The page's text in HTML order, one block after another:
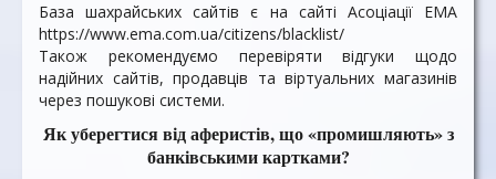
База шахрайських сайтів є на сайті Асоціації ЕМА
https://www.ema.com.ua/citizens/blacklist/
Також рекомендуємо переві­ряти відгуки щодо
надійних сайтів, продавців та віртуаль­них магазинів
через пошукові системи.
Як уберегтися від аферистів, що «промишляють» з
банківськими картками?